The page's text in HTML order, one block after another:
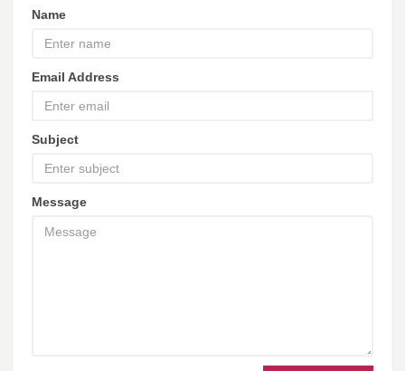
Name
Email Address
Subject
Message